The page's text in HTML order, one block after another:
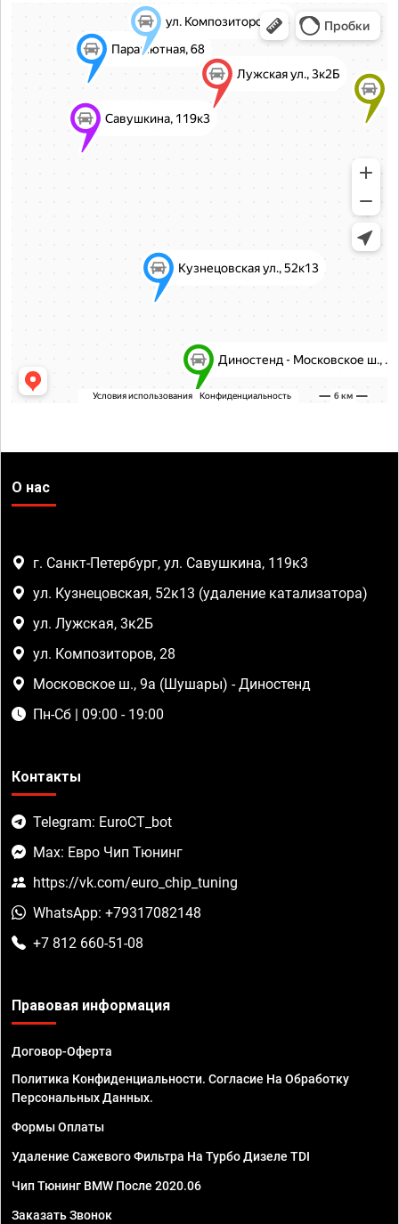
О нас
г. Санкт-Петербург, ул. Савушкина, 119к3
ул. Кузнецовская, 52к13 (удаление катализатора)
ул. Лужская, 3к2Б
ул. Композиторов, 28
Московское ш., 9а (Шушары) - Диностенд
Пн-Сб | 09:00 - 19:00
Контакты
Telegram: EuroCT_bot
Max: Евро Чип Тюнинг
https://vk.com/euro_chip_tuning
WhatsApp: +79317082148
+7 812 660-51-08
Правовая информация
Договор-Оферта
Политика Конфиденциальности. Согласие На Обработку
Персональных Данных.
Формы Оплаты
Удаление Сажевого Фильтра На Турбо Дизеле TDI
Чип Тюнинг BMW После 2020.06
Заказать Звонок